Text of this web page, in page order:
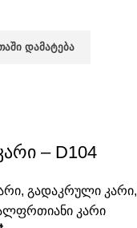
ᲓᲐᲛᲐᲢᲔᲑᲐ
– D104
, გადაკრული კარი,
კარი